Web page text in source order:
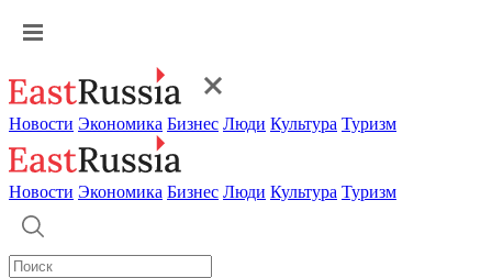
Новости Экономика Бизнес Люди Культура Туризм
Новости Экономика Бизнес Люди Культура Туризм